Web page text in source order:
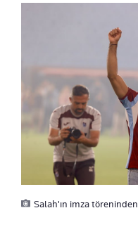
Salah'ın imza töreninden